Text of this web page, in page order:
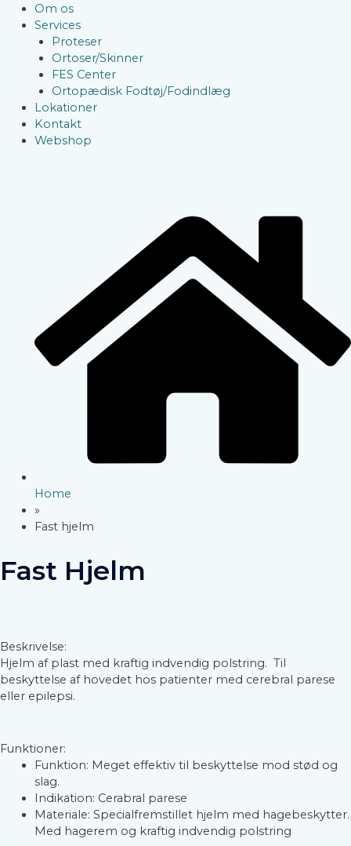
Om os
Services
Proteser
Ortoser/Skinner
FES Center
Ortopædisk Fodtøj/Fodindlæg
Lokationer
Kontakt
Webshop
Home
»
Fast hjelm
Fast Hjelm
Beskrivelse:
Hjelm af plast med kraftig indvendig polstring. Til
beskyttelse af hovedet hos patienter med cerebral parese
eller epilepsi.
Funktioner:
Funktion: Meget effektiv til beskyttelse mod stød og
slag.
Indikation: Cerabral parese
Materiale: Specialfremstillet hjelm med hagebeskytter.
Med hagerem og kraftig indvendig polstring